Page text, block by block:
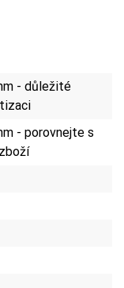
- důležité
- porovnejte s